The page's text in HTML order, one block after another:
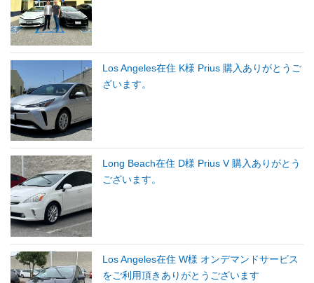
Los Angeles在住 K様 Prius 購入ありがとうご
ざいます。
Long Beach在住 D様 Prius V 購入ありがとう
ございます。
Los Angeles在住 W様 オンデマンドサービス
をご利用頂きありがとうございます